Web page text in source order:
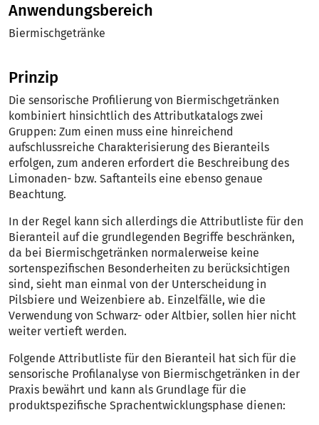
Anwendungsbereich
Biermischgetränke
Prinzip
Die sensorische Profilierung von Biermischgetränken
kombiniert hinsichtlich des Attributkatalogs zwei
Gruppen: Zum einen muss eine hinreichend
aufschlussreiche Charakterisierung des Bieranteils
erfolgen, zum anderen erfordert die Beschreibung des
Limonaden- bzw. Saftanteils eine ebenso genaue
Beachtung.
In der Regel kann sich allerdings die Attributliste für den
Bieranteil auf die grundlegenden Begriffe beschränken,
da bei Biermischgetränken normaler­weise keine
sortenspezifischen Besonderheiten zu berücksichtigen
sind, sieht man einmal von der Unterscheidung in
Pilsbiere und Weizenbiere ab. Einzelfälle, wie die
Verwendung von Schwarz- oder Altbier, sollen hier nicht
weiter vertieft werden.
Folgende Attributliste für den Bieranteil hat sich für die
sensorische Profilanalyse von Biermischgetränken in der
Praxis bewährt und kann als Grundlage für die
produktspezifische Sprachentwicklungsphase dienen: